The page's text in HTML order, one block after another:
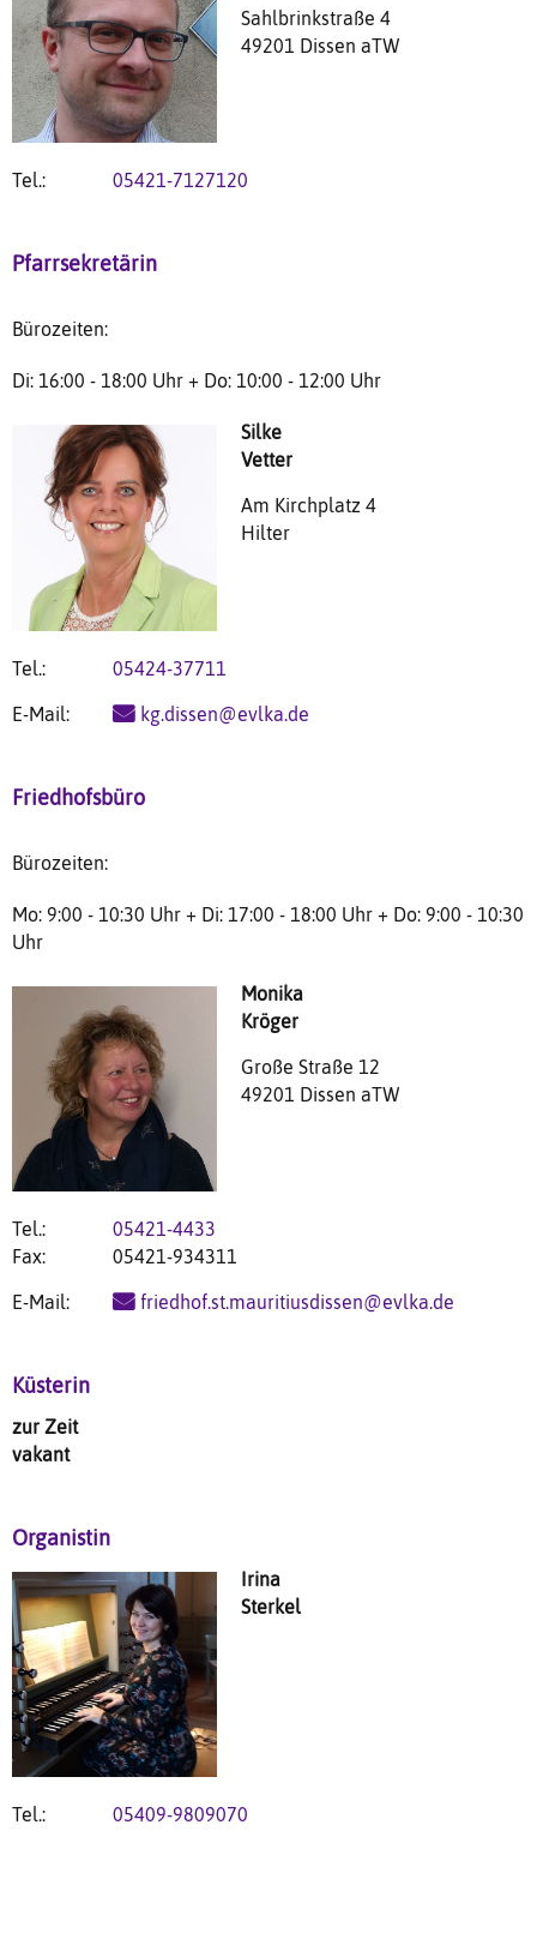
Sahlbrinkstraße 4
49201 Dissen aTW
Tel.: 05421-7127120
Pfarrsekretärin
Bürozeiten:
Di: 16:00 - 18:00 Uhr + Do: 10:00 - 12:00 Uhr
Silke
Vetter
Am Kirchplatz 4
Hilter
Tel.: 05424-37711
E-Mail: kg.dissen@evlka.de
Friedhofsbüro
Bürozeiten:
Mo: 9:00 - 10:30 Uhr + Di: 17:00 - 18:00 Uhr + Do: 9:00 - 10:30
Uhr
Monika
Kröger
Große Straße 12
49201 Dissen aTW
Tel.:
05421-4433
Fax:
05421-934311
E-Mail: friedhof.st.mauritiusdissen@evlka.de
Küsterin
zur Zeit
vakant
Organistin
Irina
Sterkel
Tel.: 05409-9809070